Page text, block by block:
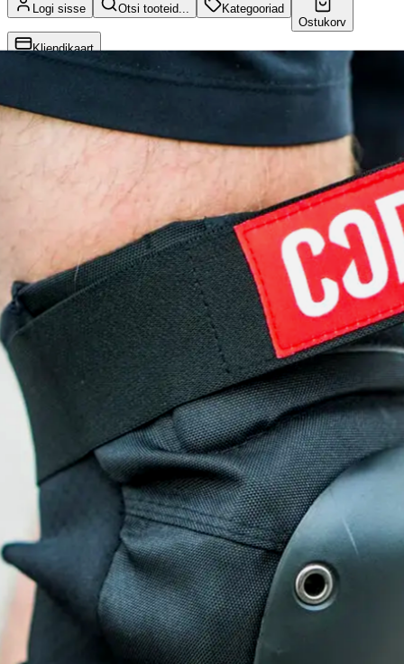
Logi sisse Otsi tooteid...
Kategooriad
Ostukorv
Kliendikaart